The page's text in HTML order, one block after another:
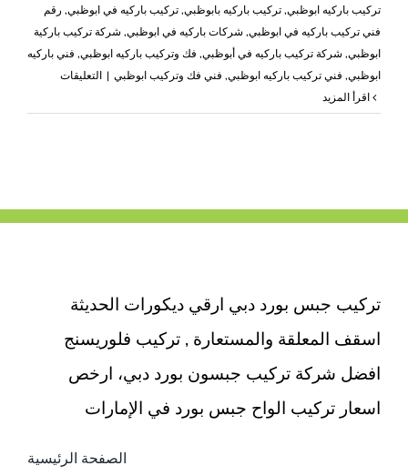
تركيب باركيه ابوظبي, تركيب باركيه بابوظبي, تركيب باركيه في ابوظبي, رقم
فني تركيب باركيه في ابوظبي, شركات باركيه في ابوظبي, شركة تركيب باركية
ابوظبي, شركة تركيب باركيه في أبوظبي, فك وتركيب باركيه ابوظبي, فني باركيه
ابوظبي, فني تركيب باركيه ابوظبي, فني فك وتركيب ابوظبي | التعليقاتعلى
تركيب
باركيه
تركيب جبس بورد دبي ارقي ديكورات الحديثة
اسقف المعلقة والمستعارة , تركيب فلوريسنج
افضل شركة تركيب جبسون بورد دبي، ارخص
اسعار تركيب الواح جبس بورد في الإمارات
الصفحة الرئيسية